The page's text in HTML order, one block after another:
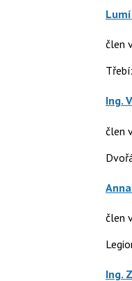
člen
Ing.
člen
člen
Ing.